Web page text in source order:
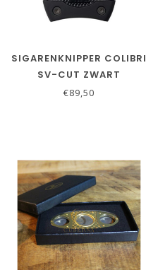
SIGARENKNIPPER COLIBRI
SV-CUT ZWART
€89,50